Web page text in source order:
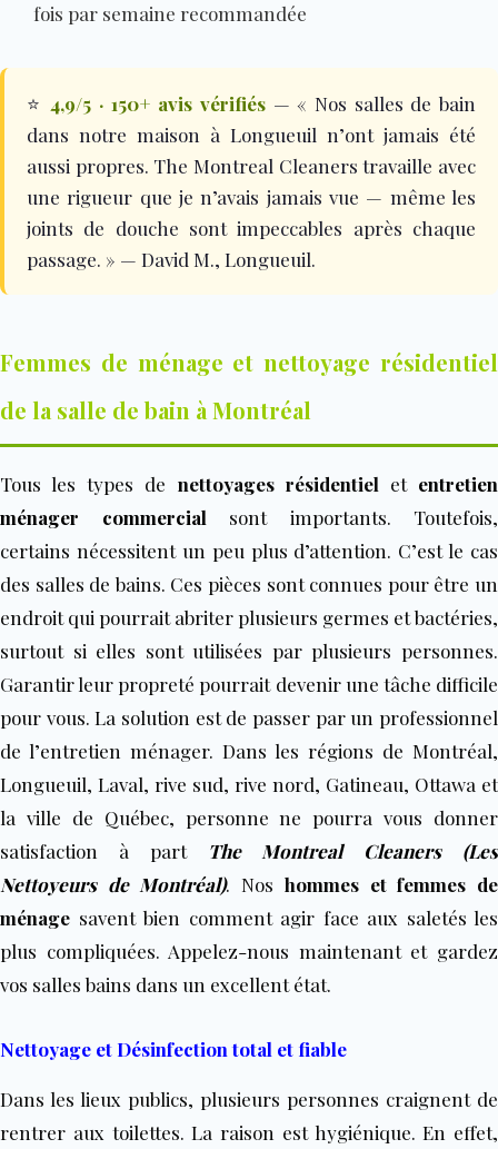
fois par semaine recommandée
⭐ 4,9/5 · 150+ avis vérifiés — « Nos salles de bain
dans notre maison à Longueuil n’ont jamais été
aussi propres. The Montreal Cleaners travaille avec
une rigueur que je n’avais jamais vue — même les
joints de douche sont impeccables après chaque
passage. » — David M., Longueuil.
Femmes de ménage et nettoyage résidentiel
de la salle de bain à Montréal
Tous les types de nettoyages résidentiel et entretien
ménager commercial sont importants. Toutefois,
certains nécessitent un peu plus d’attention. C’est le cas
des salles de bains. Ces pièces sont connues pour être un
endroit qui pourrait abriter plusieurs germes et bactéries,
surtout si elles sont utilisées par plusieurs personnes.
Garantir leur propreté pourrait devenir une tâche difficile
pour vous. La solution est de passer par un professionnel
de l’entretien ménager. Dans les régions de Montréal,
Longueuil, Laval, rive sud, rive nord, Gatineau, Ottawa et
la ville de Québec, personne ne pourra vous donner
satisfaction à part
The Montreal Cleaners (Les
Nettoyeurs de Montréal). Nos hommes et femmes de
ménage savent bien comment agir face aux saletés les
plus compliquées. Appelez-nous maintenant et gardez
vos salles bains dans un excellent état.
Nettoyage et Désinfection total et fiable
Dans les lieux publics, plusieurs personnes craignent de
rentrer aux toilettes. La raison est hygiénique. En effet,